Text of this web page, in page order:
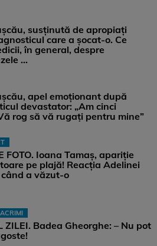
susținută de apropiați
care a șocat-o. Ce
în general, despre
...
apel emoționant după
devastator: „Am cinci
rog să vă rugați pentru mine”
FOTO. Ioana Tamaş, apariție
pe plajă! Reacția Adelinei
a văzut-o
ZILEI. Badea Gheorghe: – Nu pot